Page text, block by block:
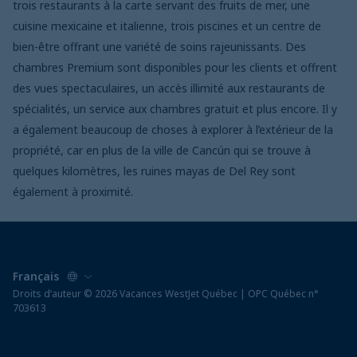
trois restaurants à la carte servant des fruits de mer, une
cuisine mexicaine et italienne, trois piscines et un centre de
bien-être offrant une variété de soins rajeunissants. Des
chambres Premium sont disponibles pour les clients et offrent
des vues spectaculaires, un accès illimité aux restaurants de
spécialités, un service aux chambres gratuit et plus encore. Il y
a également beaucoup de choses à explorer à l’extérieur de la
propriété, car en plus de la ville de Cancún qui se trouve à
quelques kilomètres, les ruines mayas de Del Rey sont
également à proximité.
Droits d‘auteur © 2026 Vacances WestJet Québec | OPC Québec n°
703613